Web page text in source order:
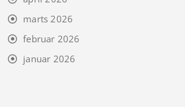
marts 2026
februar 2026
januar 2026